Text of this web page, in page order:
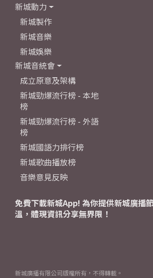
新城動力
新城製作
新城音樂
新城娛樂
新城音統會
成立原意及架構
新城勁爆流行榜 - 本地
榜
新城勁爆流行榜 - 外語
榜
新城國語力排行榜
新城歌曲播放榜
音樂意見反映
免費下載新城App! 為你提供新城廣播
溫，體現資訊分享無界限！
新城廣播有限公司版權所有，不得轉載。